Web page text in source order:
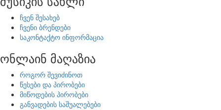
ჩვენ შესახებ
ჩვენი ბრენდები
საკონტაქტო ინფორმაცია
ონლაინ მაღაზია
როგორ შევიძინოთ
წესები და პირობები
მიწოდების პირობები
განვადების საშუალებები